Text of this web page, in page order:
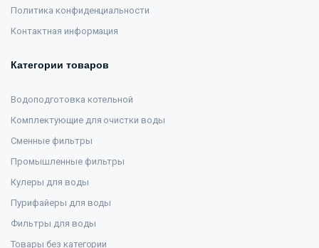
Политика конфиденциальности
Контактная информация
Категории товаров
Водоподготовка котельной
Комплектующие для очистки воды
Сменные фильтры
Промышленные фильтры
Кулеры для воды
Пурифайеры для воды
Фильтры для воды
Товары без категории